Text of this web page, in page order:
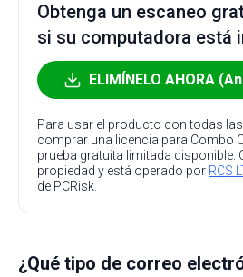
Obtenga un escaneo
si su computadora está
ELIMÍNELO AHORA
Para usar el producto con todas
comprar una licencia para Combo
prueba gratuita limitada disponible.
propiedad y está operado por RCS
de PCRisk.
¿Qué tipo de correo